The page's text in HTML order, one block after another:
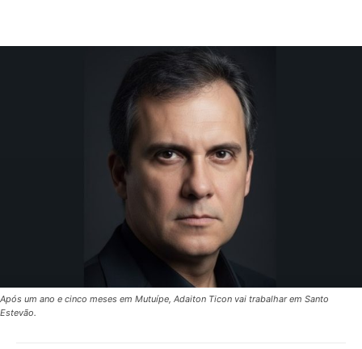
Após um ano e cinco meses em Mutuípe, Adaiton Ticon vai trabalhar em Santo
Estevão.